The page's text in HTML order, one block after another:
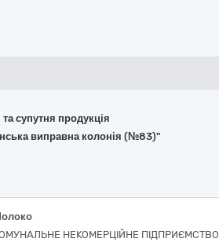
та супутня продукція
виправна колонія (№83)"
НЕКОМЕРЦІЙНЕ ПІДПРИЄМСТВО